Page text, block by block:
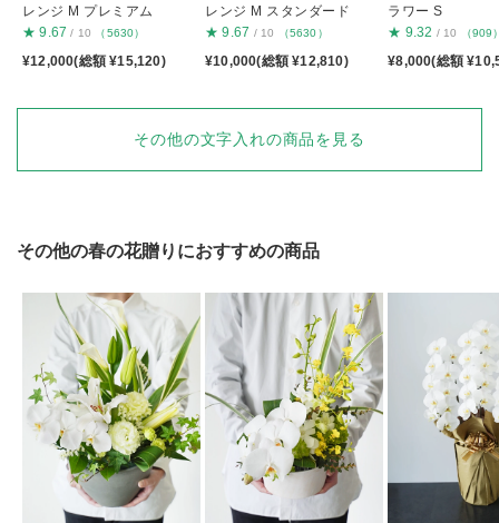
レンジ M プレミアム
★ 9.67 / 10 （5630）
¥12,000(総額 ¥15,120)
レンジ M スタンダード
★ 9.67 / 10 （5630）
¥10,000(総額 ¥12,810)
ラワー S
★ 9.32 / 10 （909
¥8,000(総額
その他の文字入れの商品を見る
その他の春の花贈りにおすすめの商品